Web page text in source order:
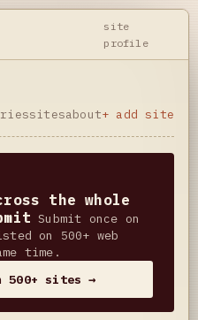
site
profile
sitesabout+ add site
the whole
Submit once on
on 500+ web
time.
500+ sites →